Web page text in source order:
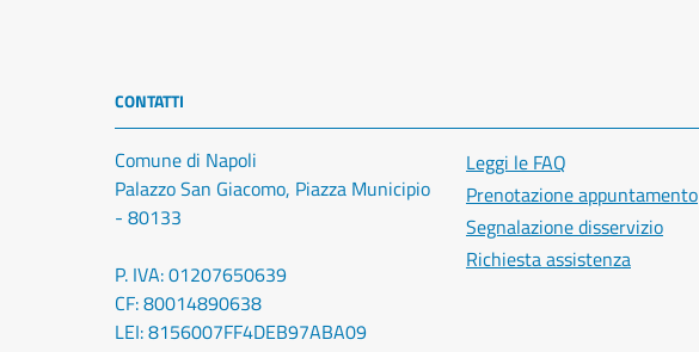
CONTATTI
Comune di Napoli
Palazzo San Giacomo, Piazza Municipio
- 80133
P. IVA: 01207650639
CF: 80014890638
LEI: 8156007FF4DEB97ABA09
Leggi le FAQ
Prenotazione appuntamento
Segnalazione disservizio
Richiesta assistenza